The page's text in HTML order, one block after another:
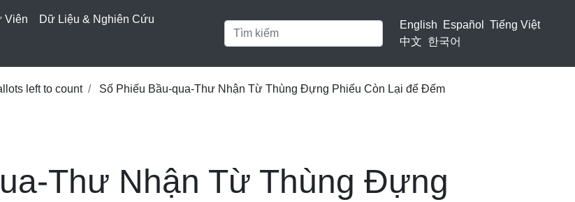
Viên Dữ Liệu & Nghiên Cứu English Español
Tiếng Việt
中文 한국어
left to count Số Phiếu Bầu-qua-Thư Nhận Từ Thùng Đựng Phiếu Còn Lại để Đếm
Thư Nhận Từ Thùng Đựng